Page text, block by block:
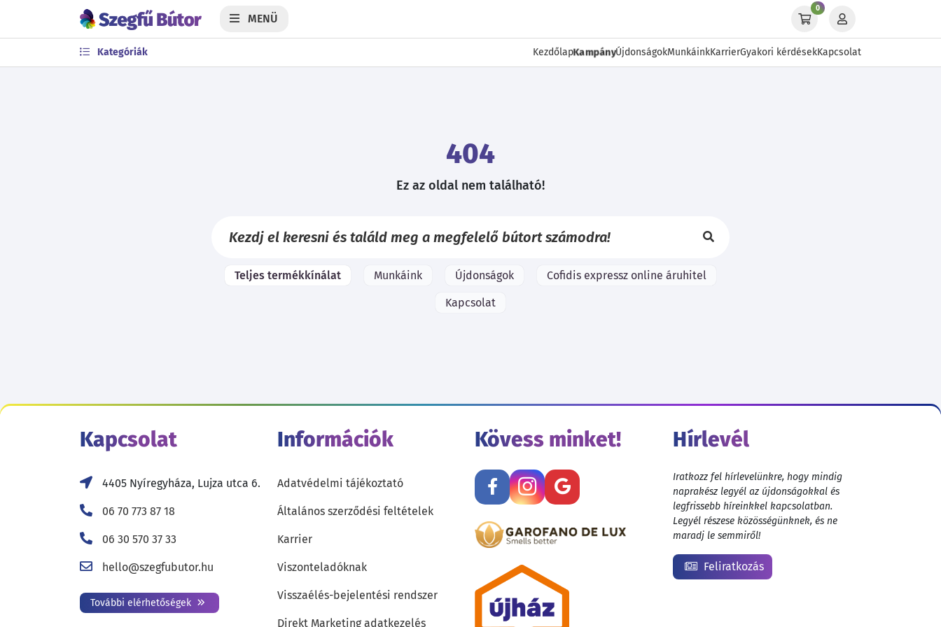
MENÜ
0
Kategóriák KezdőlapKampányÚjdonságokMunkáinkKarrierGyakori kérdésekKapcsolat
404
Ez az oldal nem található!
Teljes termékkínálat Munkáink Újdonságok Cofidis expressz online áruhitel
Kapcsolat
Kapcsolat
4405 Nyíregyháza, Lujza utca 6.
06 70 773 87 18
06 30 570 37 33
hello@szegfubutor.hu
További elérhetőségek
Információk
Adatvédelmi tájékoztató
Általános szerződési feltételek
Karrier
Viszonteladóknak
Visszaélés-bejelentési rendszer
Direkt Marketing adatkezelés
Kövess minket! Hírlevél
Iratkozz fel hírlevelünkre, hogy mindig
naprakész legyél az újdonságokkal és
legfrissebb híreinkkel kapcsolatban.
Legyél részese közösségünknek, és ne
maradj le semmiről!
Feliratkozás